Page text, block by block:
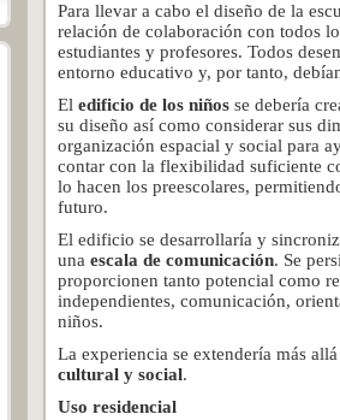
Para llevar a cabo el diseño de la
relación de colaboración con todos
estudiantes y profesores. Todos
entorno educativo y, por tanto,
El edificio de los niños se debería
su diseño así como considerar sus
organización espacial y social para
contar con la flexibilidad suficiente
lo hacen los preescolares,
futuro.
El edificio se desarrollaría y
una escala de comunicación. Se
proporcionen tanto potencial como
independientes, comunicación,
niños.
La experiencia se extendería más
cultural y social.
Uso residencial